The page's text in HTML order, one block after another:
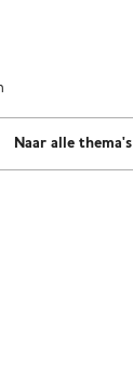
Naar alle thema's